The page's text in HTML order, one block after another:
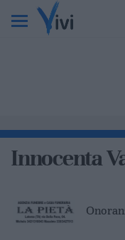
Innocenta